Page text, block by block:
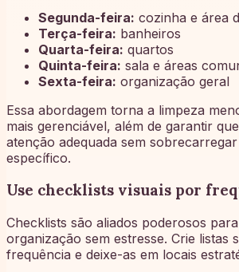
Segunda-feira: cozinha e área
Terça-feira: banheiros
Quarta-feira: quartos
Quinta-feira: sala e áreas
Sexta-feira: organização geral
Essa abordagem torna a limpeza
mais gerenciável, além de garantir
atenção adequada sem
específico.
Use checklists visuais por
Checklists são aliados poderosos
organização sem estresse. Crie listas
frequência e deixe-as em locais